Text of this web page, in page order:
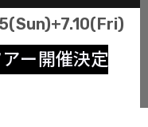
アー 開催決定